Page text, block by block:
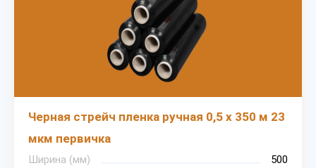
Черная стрейч пленка ручная 0,5 х 350 м 23
мкм первичка
Ширина (мм)
500